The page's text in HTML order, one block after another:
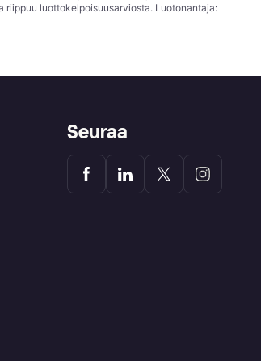
riippuu luottokelpoisuusarviosta. Luotonantaja:
Seuraa